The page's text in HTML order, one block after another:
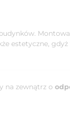
estetyczne,
na zewnątrz o